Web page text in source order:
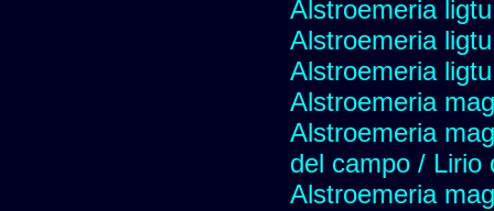
Alstroemeria
Alstroemeria
Alstroemeria
Alstroemeria
Alstroemeria
del campo / Lirio
Alstroemeria